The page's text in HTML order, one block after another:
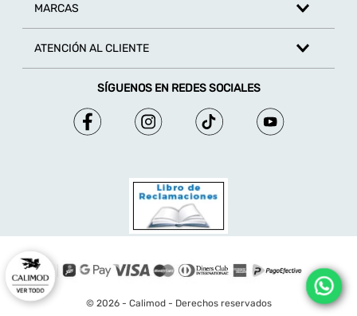
MARCAS
ATENCIÓN AL CLIENTE
SÍGUENOS EN REDES SOCIALES
© 2026 - Calimod - Derechos reservados